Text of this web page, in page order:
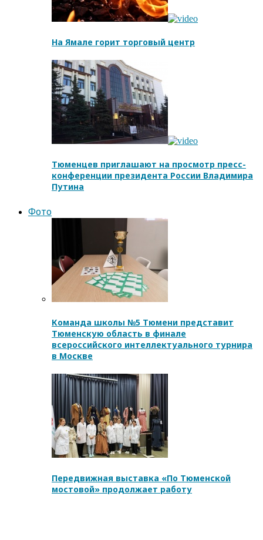
На Ямале горит торговый центр
Тюменцев приглашают на просмотр пресс-
конференции президента России Владимира
Путина
Фото
Команда школы №5 Тюмени представит
Тюменскую область в финале
всероссийского интеллектуального турнира
в Москве
Передвижная выставка «По Тюменской
мостовой» продолжает работу